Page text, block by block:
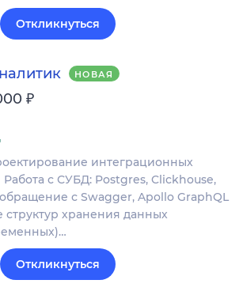
Откликнуться
НОВАЯ
₽
интеграционных
с СУБД: Postgres, Clickhouse,
с Swagger, Apollo GraphQL
хранения данных
Откликнуться